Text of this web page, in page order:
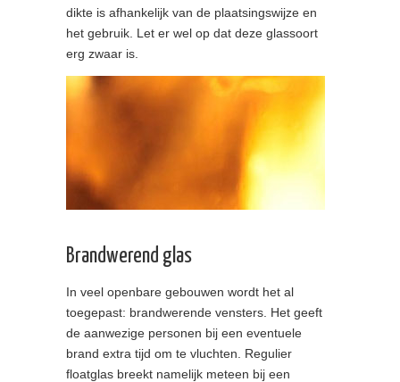
dikte is afhankelijk van de plaatsingswijze en
het gebruik. Let er wel op dat deze glassoort
erg zwaar is.
Brandwerend glas
In veel openbare gebouwen wordt het al
toegepast: brandwerende vensters. Het geeft
de aanwezige personen bij een eventuele
brand extra tijd om te vluchten. Regulier
floatglas breekt namelijk meteen bij een